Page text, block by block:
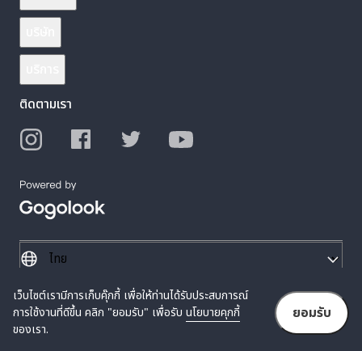
ติดตามเรา
© 2026 Gogolook. All Rights Reserved.
นโยบายความเป็นส่วนตัว
เว็บไซต์เรามีการเก็บคุ๊กกี้ เพื่อให้ท่านได้รับประสบการณ์
การใช้งานที่ดีขึ้น คลิก "ยอมรับ" เพื่อรับ นโยบายคุกกี้
ของเรา.
ยอมรับ